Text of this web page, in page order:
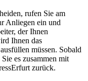
rufen Sie am
Anliegen ein und
der Ihnen
Ihnen das
müssen. Sobald
es zusammen mit
zurück.